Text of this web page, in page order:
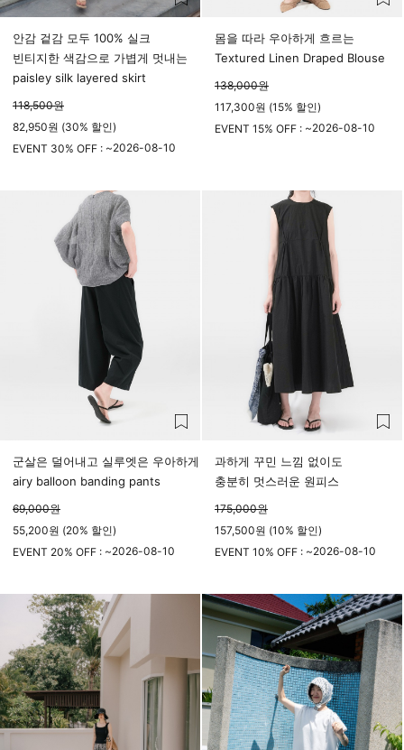
안감 겉감 모두 100% 실크
빈티지한 색감으로 가볍게 멋내는
paisley silk layered skirt
118,500원
82,950원 (30% 할인)
EVENT 30% OFF : ~2026-08-10
몸을 따라 우아하게 흐르는
Textured Linen Draped Blouse
138,000원
117,300원 (15% 할인)
EVENT 15% OFF : ~2026-08-10
군살은 덜어내고 실루엣은 우아하게
airy balloon banding pants
69,000원
55,200원 (20% 할인)
EVENT 20% OFF : ~2026-08-10
과하게 꾸민 느낌 없이도
충분히 멋스러운 원피스
175,000원
157,500원 (10% 할인)
EVENT 10% OFF : ~2026-08-10